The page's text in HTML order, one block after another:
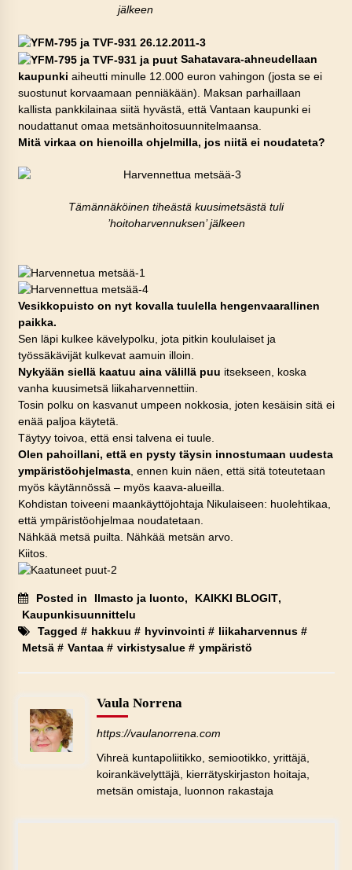
jälkeen
Sahatavara-ahneudellaan
kaupunki aiheutti minulle 12.000 euron vahingon (josta se ei
suostunut korvaamaan penniäkään). Maksan parhaillaan
kallista pankkilainaa siitä hyvästä, että Vantaan kaupunki ei
noudattanut omaa metsänhoitosuunnitelmaansa.
Mitä virkaa on hienoilla ohjelmilla, jos niitä ei noudateta?
Tämännäköinen tiheästä kuusimetsästä tuli
’hoitoharvennuksen’ jälkeen
Vesikkopuisto on nyt kovalla tuulella hengenvaarallinen
paikka.
Sen läpi kulkee kävelypolku, jota pitkin koululaiset ja
työssäkävijät kulkevat aamuin illoin.
Nykyään siellä kaatuu aina välillä puu itsekseen, koska
vanha kuusimetsä liikaharvennettiin.
Tosin polku on kasvanut umpeen nokkosia, joten kesäisin sitä ei
enää paljoa käytetä.
Täytyy toivoa, että ensi talvena ei tuule.
Olen pahoillani, että en pysty täysin innostumaan uudesta
ympäristöohjelmasta, ennen kuin näen, että sitä toteutetaan
myös käytännössä – myös kaava-alueilla.
Kohdistan toiveeni maankäyttöjohtaja Nikulaiseen: huolehtikaa,
että ympäristöohjelmaa noudatetaan.
Nähkää metsä puilta. Nähkää metsän arvo.
Kiitos.
Posted in Ilmasto ja luonto, KAIKKI BLOGIT,
Kaupunkisuunnittelu
Tagged # hakkuu # hyvinvointi # liikaharvennus#
Metsä# Vantaa# virkistysalue# ympäristö
Vaula Norrena
https://vaulanorrena.com
Vihreä kuntapoliitikko, semiootikko, yrittäjä,
koirankävelyttäjä, kierrätyskirjaston hoitaja,
metsän omistaja, luonnon rakastaja